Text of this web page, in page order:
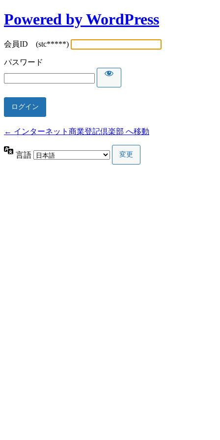
Powered by WordPress
会員ID (stc*****)
パスワード
← インターネット商業登記倶楽部 へ移動
言語